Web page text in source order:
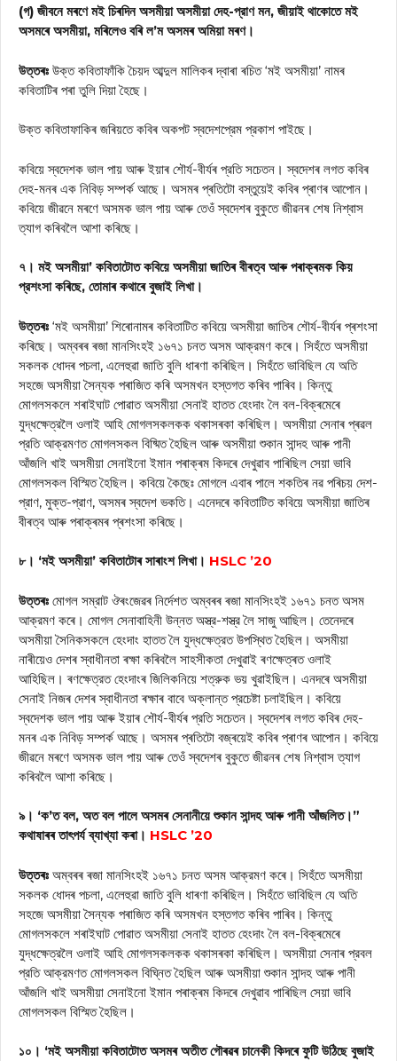
(গ) জীবনে মৰণে মই চিৰদিন অসমীয়া অসমীয়া দেহ-প্রাণ মন, জীয়াই থাকোতে মই
অসমৰে অসমীয়া, মৰিলেও বৰি ল’ম অসমৰ অমিয়া মৰণ।
উত্তৰঃ উক্ত কবিতাফাঁকি চৈয়দ আব্দুল মালিকৰ দ্বাৰা ৰচিত ‘মই অসমীয়া’ নামৰ
কবিতাটিৰ পৰা তুলি দিয়া হৈছে।
উক্ত কবিতাফাকিৰ জৰিয়তে কবিৰ অকপট স্বদেশপ্রেম প্রকাশ পাইছে।
কবিয়ে স্বদেশক ভাল পায় আৰু ইয়াৰ শৌর্য-বীৰ্যৰ প্রতি সচেতন। স্বদেশৰ লগত কবিৰ
দেহ-মনৰ এক নিবিড় সম্পর্ক আছে। অসমৰ প্ৰতিটো বস্তুয়েই কবিৰ প্ৰাণৰ আপোন।
কবিয়ে জীৱনে মৰণে অসমক ভাল পায় আৰু তেওঁ স্বদেশৰ বুকুতে জীৱনৰ শেষ নিশ্বাস
ত্যাগ কৰিবলৈ আশা কৰিছে।
৭। মই অসমীয়া’ কবিতাটোত কবিয়ে অসমীয়া জাতিৰ বীৰত্ব আৰু পৰাক্ৰমক কিয়
প্রশংসা কৰিছে, তোমাৰ কথাৰে বুজাই লিখা।
উত্তৰঃ ‘মই অসমীয়া’ শিৰোনামৰ কবিতাটিত কবিয়ে অসমীয়া জাতিৰ শৌর্য-বীৰ্যৰ প্ৰশংসা
কৰিছে। অম্বৰৰ ৰজা মানসিংহই ১৬৭১ চনত অসম আক্রমণ কৰে। সিহঁতে অসমীয়া
সকলক ধোদৰ পচলা, এলেহুৱা জাতি বুলি ধাৰণা কৰিছিল। সিহঁতে ভাবিছিল যে অতি
সহজে অসমীয়া সৈন্যক পৰাজিত কৰি অসমখন হস্তগত কৰিব পাৰিব। কিন্তু
মোগলসকলে শৰাইঘাট পোৱাত অসমীয়া সেনাই হাতত হেংদাং লৈ বল-বিক্ৰমেৰে
যুদ্ধক্ষেত্রলৈ ওলাই আহি মোগলসকলকক থকাসৰকা কৰিছিল। অসমীয়া সেনাৰ প্ৰৱল
প্রতি আক্রমণত মোগলসকল বিষ্মিত হৈছিল আৰু অসমীয়া শুকান সান্দহ আৰু পানী
আঁজলি খাই অসমীয়া সেনাইনো ইমান পৰাক্ৰম কিদৰে দেখুৱাব পাৰিছিল সেয়া ভাবি
মোগলসকল বিস্মিত হৈছিল। কবিয়ে কৈছেঃ মোগলে এবাৰ পালে শকতিৰ নৱ পৰিচয় দেশ-
প্রাণ, মুক্ত-প্রাণ, অসমৰ স্বদেশ ভকতি। এনেদৰে কবিতাটিত কবিয়ে অসমীয়া জাতিৰ
বীৰত্ব আৰু পৰাক্ৰমৰ প্ৰশংসা কৰিছে।
৮। ‘মই অসমীয়া’ কবিতাটোৰ সাৰাংশ লিখা। HSLC ’20
উত্তৰঃ মোগল সম্রাট ঔৰংজেৱৰ নিৰ্দেশত অম্বৰৰ ৰজা মানসিংহই ১৬৭১ চনত অসম
আক্রমণ কৰে। মোগল সেনাবাহিনী উন্নত অস্ত্র-শস্ত্র লৈ সাজু আছিল। তেনেদৰে
অসমীয়া সৈনিকসকলে হেংদাং হাতত লৈ যুদ্ধক্ষেত্রত উপস্থিত হৈছিল। অসমীয়া
নাৰীয়েও দেশৰ স্বাধীনতা ৰক্ষা কৰিবলৈ সাহসীকতা দেখুৱাই ৰণক্ষেত্ৰত ওলাই
আহিছিল। ৰণক্ষেত্রত হেংদাংৰ জিলিকনিয়ে শত্রুক ভয় খুৱাইছিল। এনদৰে অসমীয়া
সেনাই নিজৰ দেশৰ স্বাধীনতা ৰক্ষাৰ বাবে অক্লান্ত প্রচেষ্টা চলাইছিল। কবিয়ে
স্বদেশক ভাল পায় আৰু ইয়াৰ শৌর্য-বীৰ্যৰ প্রতি সচেতন। স্বদেশৰ লগত কবিৰ দেহ-
মনৰ এক নিবিড় সম্পর্ক আছে। অসমৰ প্ৰতিটো বজ্ৰয়েই কবিৰ প্ৰাণৰ আপোন। কবিয়ে
জীৱনে মৰণে অসমক ভাল পায় আৰু তেওঁ স্বদেশৰ বুকুতে জীৱনৰ শেষ নিশ্বাস ত্যাগ
কৰিবলৈ আশা কৰিছে।
৯। ‘ক’ত বল, অত বল পালে অসমৰ সেনানীয়ে শুকান সান্দহ আৰু পানী আঁজলিত।”
কথাষাৰৰ তাৎপর্য ব্যাখ্যা কৰা। HSLC ’20
উত্তৰঃ অম্বৰৰ ৰজা মানসিংহই ১৬৭১ চনত অসম আক্রমণ কৰে। সিহঁতে অসমীয়া
সকলক ধোদৰ পচলা, এলেহুৱা জাতি বুলি ধাৰণা কৰিছিল। সিহঁতে ভাবিছিল যে অতি
সহজে অসমীয়া সৈন্যক পৰাজিত কৰি অসমখন হস্তগত কৰিব পাৰিব। কিন্তু
মোগলসকলে শৰাইঘাট পোৱাত অসমীয়া সেনাই হাতত হেংদাং লৈ বল-বিক্ৰমেৰে
যুদ্ধক্ষেত্রলৈ ওলাই আহি মোগলসকলকক থকাসৰকা কৰিছিল। অসমীয়া সেনাৰ প্রবল
প্রতি আক্রমণত মোগলসকল বিঘ্নিত হৈছিল আৰু অসমীয়া শুকান সান্দহ আৰু পানী
আঁজলি খাই অসমীয়া সেনাইনো ইমান পৰাক্ৰম কিদৰে দেখুৱাব পাৰিছিল সেয়া ভাবি
মোগলসকল বিস্মিত হৈছিল।
১০। ‘মই অসমীয়া কবিতাটোত অসমৰ অতীত গৌৰৱৰ চানেকী কিদৰে ফুটি উঠিছে বুজাই